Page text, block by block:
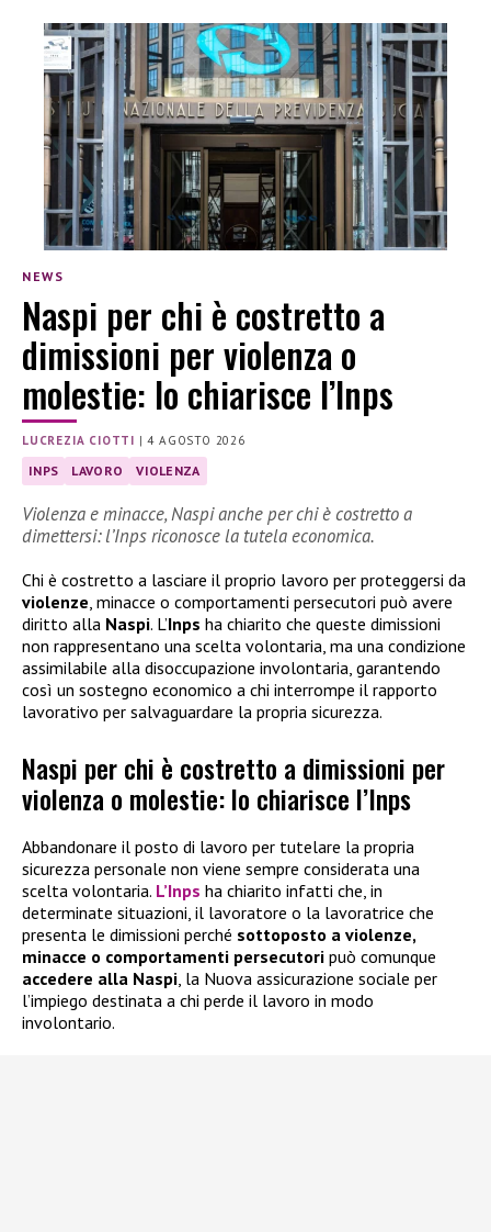
NEWS
Naspi per chi è costretto a
dimissioni per violenza o
molestie: lo chiarisce l’Inps
LUCREZIA CIOTTI |4 AGOSTO 2026
INPS LAVORO VIOLENZA
Violenza e minacce, Naspi anche per chi è costretto a
dimettersi: l’Inps riconosce la tutela economica.
Chi è costretto a lasciare il proprio lavoro per proteggersi da
violenze, minacce o comportamenti persecutori può avere
diritto alla Naspi. L’Inps ha chiarito che queste dimissioni
non rappresentano una scelta volontaria, ma una condizione
assimilabile alla disoccupazione involontaria, garantendo
così un sostegno economico a chi interrompe il rapporto
lavorativo per salvaguardare la propria sicurezza.
Naspi per chi è costretto a dimissioni per
violenza o molestie: lo chiarisce l’Inps
Abbandonare il posto di lavoro per tutelare la propria
sicurezza personale non viene sempre considerata una
scelta volontaria. L’Inps ha chiarito infatti che, in
determinate situazioni, il lavoratore o la lavoratrice che
presenta le dimissioni perché sottoposto a violenze,
minacce o comportamenti persecutori può comunque
accedere alla Naspi , la Nuova assicurazione sociale per
l’impiego destinata a chi perde il lavoro in modo
involontario.